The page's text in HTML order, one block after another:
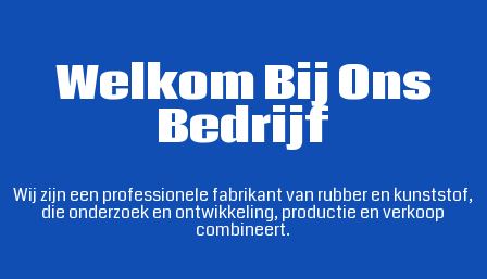
Welkom Bij Ons
Bedrijf
Wij zijn een professionele fabrikant van rubber en kunststof,
die onderzoek en ontwikkeling, productie en verkoop
combineert.